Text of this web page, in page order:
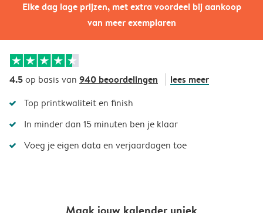
Elke dag lage prijzen, met extra voordeel bij aankoop
van meer exemplaren
4.5op basis van 940 beoordelingen lees meer
Top printkwaliteit en finish
In minder dan 15 minuten ben je klaar
Voeg je eigen data en verjaardagen toe